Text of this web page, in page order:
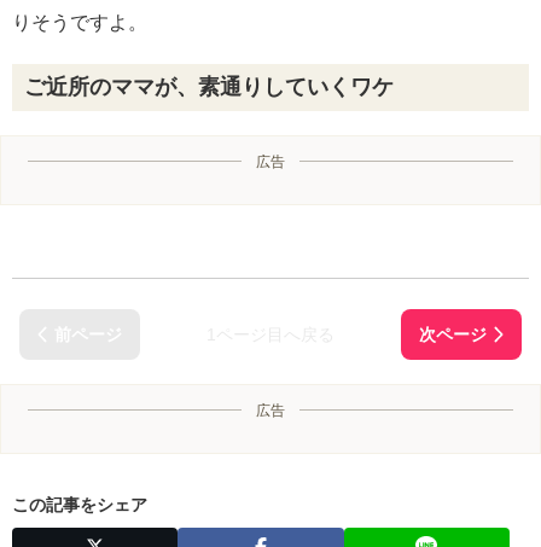
りそうですよ。
ご近所のママが、素通りしていくワケ
広告
広告
この記事をシェア